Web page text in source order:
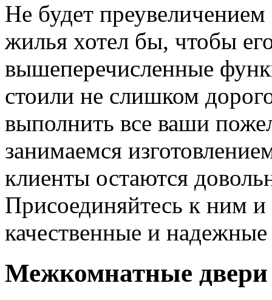
Не будет
жилья хотел бы, чтобы
вышеперечисленные
стоили не слишком
выполнить все ваши
занимаемся
клиенты остаются
Присоединяйтесь к ним
качественные и
Межкомнатные двери